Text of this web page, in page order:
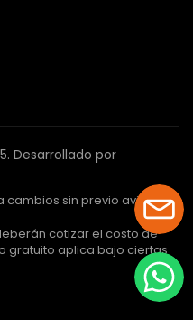
Desarrollado por
cambios sin previo aviso.
cotizar el costo de
gratuito aplica bajo ciertas